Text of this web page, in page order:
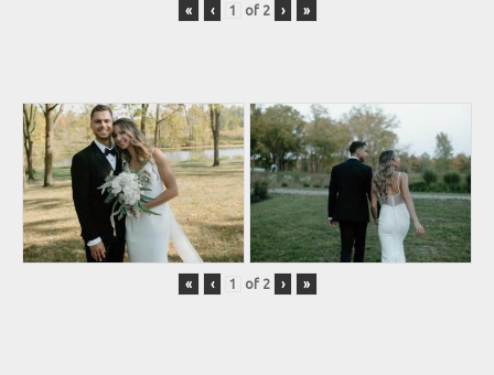
« ‹ of 2 › »
« ‹ of 2 › »